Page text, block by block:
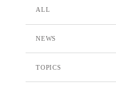
ALL
NEWS
TOPICS